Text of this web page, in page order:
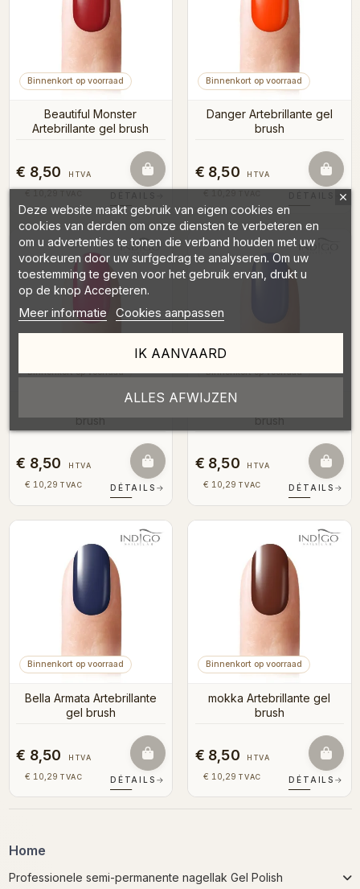
Binnenkort op voorraad
Beautiful Monster
Artebrillante gel brush
€ 8,50 HTVA
Binnenkort op voorraad
Danger Artebrillante gel
brush
€ 8,50 HTVA
→
Binnenkort op voorraad
brush
€ 8,50 HTVA
€ 10,29 TVAC DÉTAILS →
Binnenkort op voorraad
Ultra marina Artebrillante gel
brush
€ 8,50 HTVA
€ 10,29 TVAC DÉTAILS →
Binnenkort op voorraad
Bella Armata Artebrillante
gel brush
€ 8,50 HTVA
€ 10,29 TVAC DÉTAILS →
Binnenkort op voorraad
mokka Artebrillante gel
brush
€ 8,50 HTVA
€ 10,29 TVAC DÉTAILS →
Home
Professionele semi-permanente nagellak Gel Polish
Deze website maakt gebruik van eigen cookies en
cookies van derden om onze diensten te verbeteren en
om u advertenties te tonen die verband houden met uw
voorkeuren door uw surfgedrag te analyseren. Om uw
toestemming te geven voor het gebruik ervan, drukt u
op de knop Accepteren.
Meer informatie Cookies aanpassen
ALLES AFWIJZEN
IK AANVAARD